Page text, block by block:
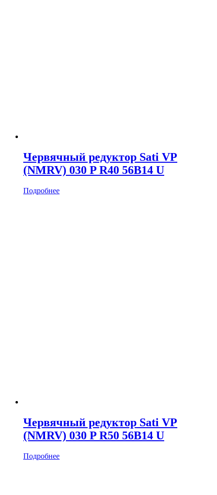
Червячный редуктор Sati VP
(NMRV) 030 P R40 56B14 U
Подробнее
Червячный редуктор Sati VP
(NMRV) 030 P R50 56B14 U
Подробнее